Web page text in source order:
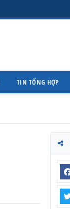
TIN TỔNG HỢP